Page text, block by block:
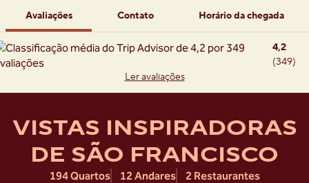
Avaliações Contato
Horário da chegada
4,2
(349)
Ler avaliações
VISTAS INSPIRADORAS
DE SÃO FRANCISCO
194 Quartos 12 Andares 2 Restaurantes